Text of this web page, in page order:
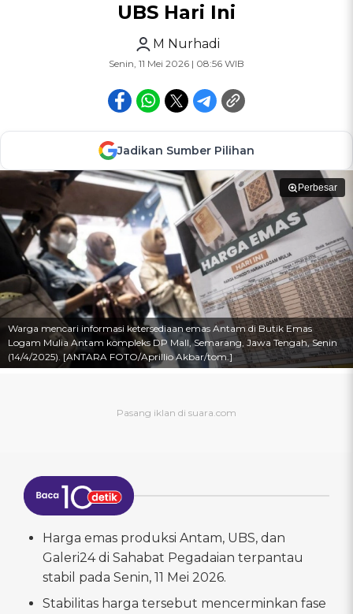
UBS Hari Ini
M Nurhadi
Senin, 11 Mei 2026 | 08:56 WIB
Jadikan Sumber Pilihan
Perbesar
Warga mencari informasi ketersediaan emas Antam di Butik Emas
Logam Mulia Antam kompleks DP Mall, Semarang, Jawa Tengah, Senin
(14/4/2025). [ANTARA FOTO/Aprillio Akbar/tom.]
Harga emas produksi Antam, UBS, dan
Galeri24 di Sahabat Pegadaian terpantau
stabil pada Senin, 11 Mei 2026.
Stabilitas harga tersebut mencerminkan fase